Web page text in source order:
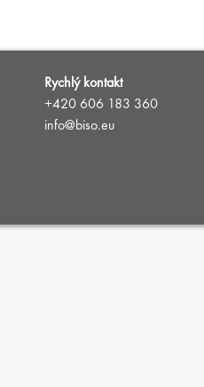
Rychlý kontakt
+420 606 183 360
info@biso.eu